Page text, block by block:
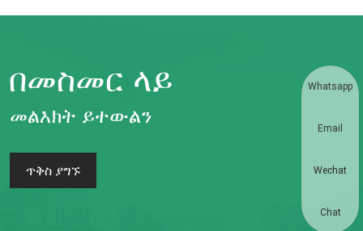
በመስመር ላይ
መልእክት ይተውልን
ጥቅስ ያግኙ
Whatsapp
Email
Wechat
Chat